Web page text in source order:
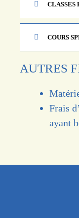
CLASSES
COURS
AUTRES
Frais
ayant